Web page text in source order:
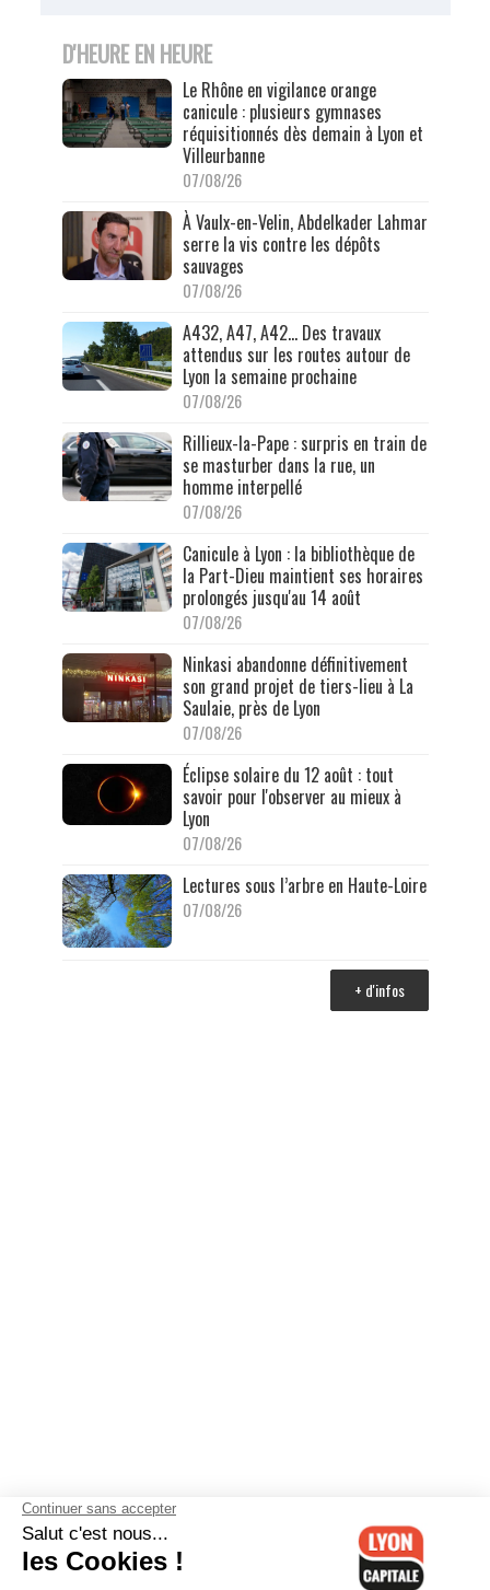
D'HEURE EN HEURE
Le Rhône en vigilance orange
canicule : plusieurs gymnases
réquisitionnés dès demain à Lyon et
Villeurbanne
07/08/26
À Vaulx-en-Velin, Abdelkader Lahmar
serre la vis contre les dépôts
sauvages
07/08/26
A432, A47, A42… Des travaux
attendus sur les routes autour de
Lyon la semaine prochaine
07/08/26
Rillieux-la-Pape : surpris en train de
se masturber dans la rue, un
homme interpellé
07/08/26
Canicule à Lyon : la bibliothèque de
la Part-Dieu maintient ses horaires
prolongés jusqu'au 14 août
07/08/26
Ninkasi abandonne définitivement
son grand projet de tiers-lieu à La
Saulaie, près de Lyon
07/08/26
Éclipse solaire du 12 août : tout
savoir pour l'observer au mieux à
Lyon
07/08/26
Lectures sous l’arbre en Haute-Loire
07/08/26
+ d'infos